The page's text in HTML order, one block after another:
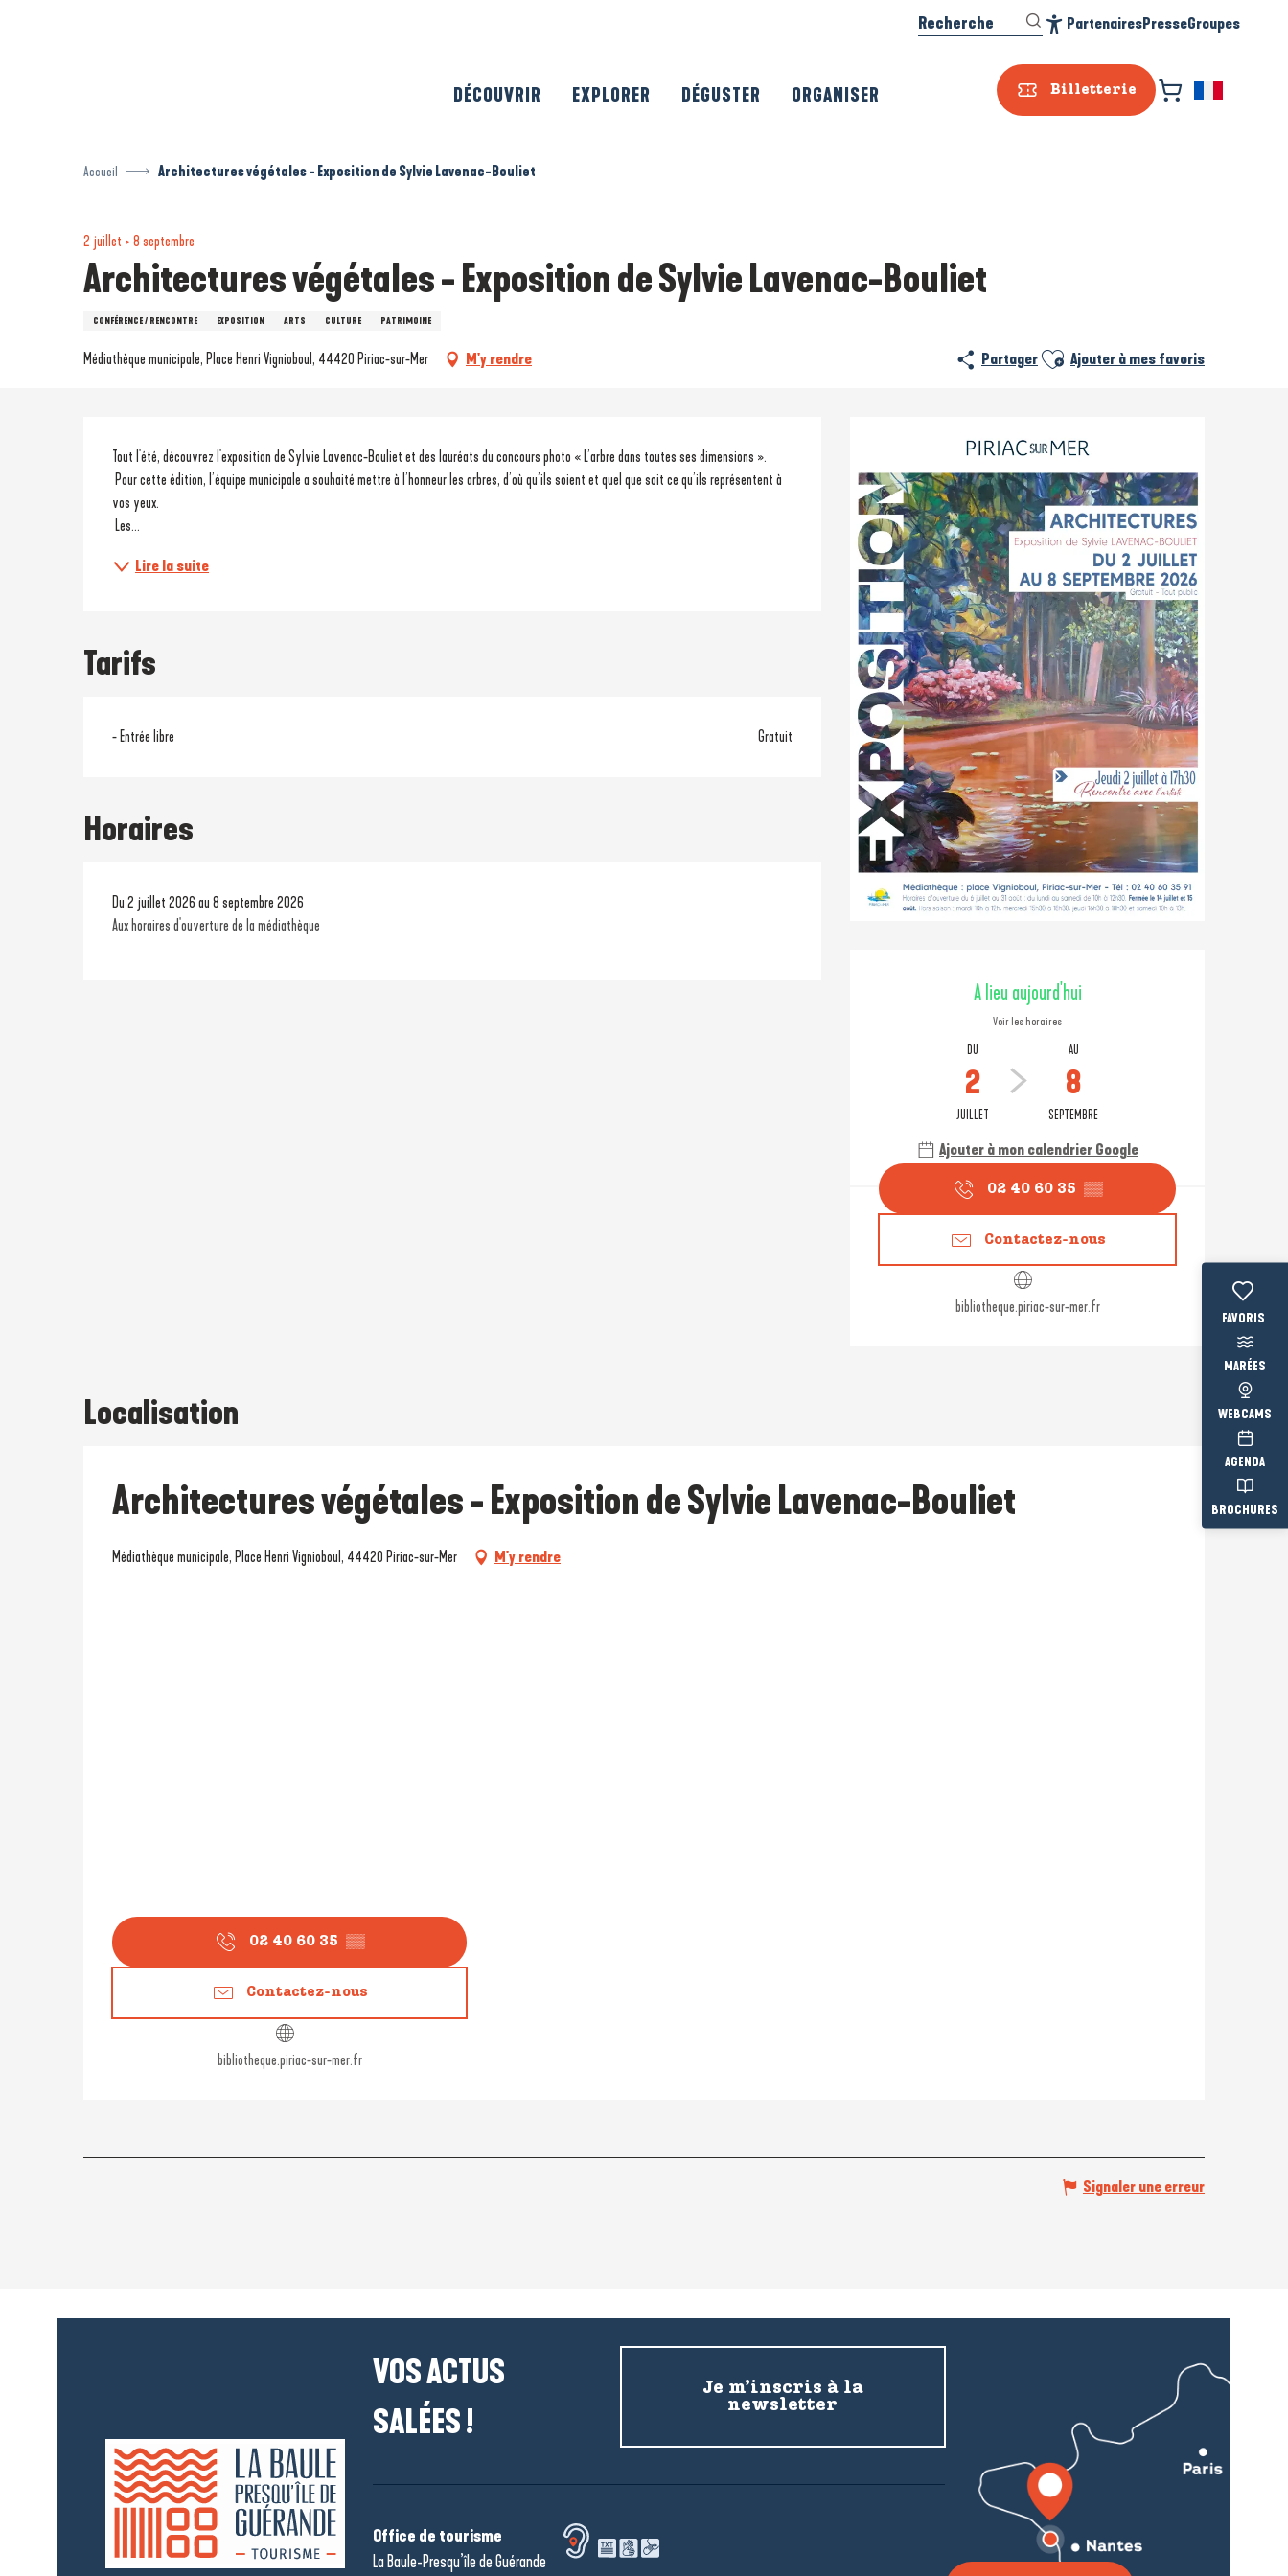
Billetterie
Recherche PartenairesPresseGroupes
DÉCOUVRIR EXPLORER DÉGUSTER ORGANISER
Voir les
MARÉES
WEBCAMS
AGENDA
BROCHURES
Accueil Architectures végétales - Exposition de Sylvie Lavenac-Bouliet
2 juillet > 8 septembre
Architectures végétales - Exposition de Sylvie Lavenac-Bouliet
CONFÉRENCE / RENCONTRE EXPOSITION ARTS CULTURE PATRIMOINE
Médiathèque municipale, Place Henri Vignioboul, 44420 Piriac-sur-Mer M'y rendre Partager Ajouter aux favoris
Ajouter à mes favoris
Ouverture et
A lieu aujourd'hui
Voir les horaires
DU
2
JUILLET
AU
8
SEPTEMBRE
Ajouter à mon calendrier Google
02 40 60 35 ▒▒
Contactez-nous
bibliotheque.piriac-sur-mer.fr
Description
Tout l'été, découvrez l'exposition de Sylvie Lavenac-Bouliet et des lauréats du concours photo « L’arbre dans toutes ses dimensions ».
vos yeux.
Les...
Lire la suite
Tarifs
- Entrée libre Gratuit
Horaires
Du 2 juillet 2026 au 8 septembre 2026
Aux horaires d'ouverture de la médiathèque
Localisation
Architectures végétales - Exposition de Sylvie Lavenac-Bouliet
Médiathèque municipale, Place Henri Vignioboul, 44420 Piriac-sur-Mer M'y rendre
02 40 60 35 ▒▒
Contactez-nous
bibliotheque.piriac-sur-mer.fr
Signaler une erreur
VOS ACTUS
SALÉES !
Je m’inscris à la
newsletter
Office de tourisme
La Baule-Presqu’île de Guérande